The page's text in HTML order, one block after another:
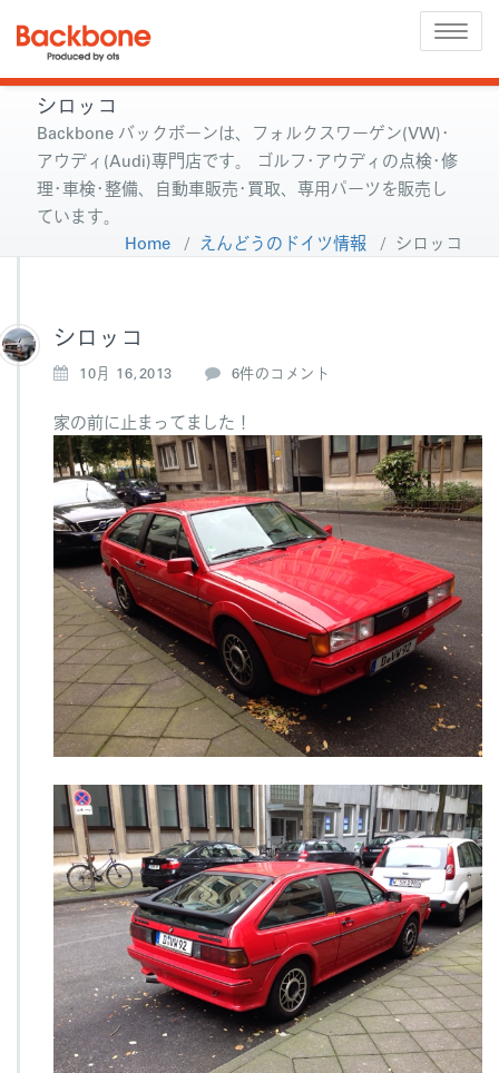
Toggle
シロッコ
Backbone バックボーンは、フォルクスワーゲン(VW)･
アウディ(Audi)専門店です。 ゴルフ･アウディの点検･修
理･車検･整備、自動車販売･買取、専用パーツを販売し
ています。
Home / えんどうのドイツ情報 / シロッコ
シロッコ
10月 16,2013
シ
ッ
コ
へ
の
6件のコメント
家の前に止まってました！